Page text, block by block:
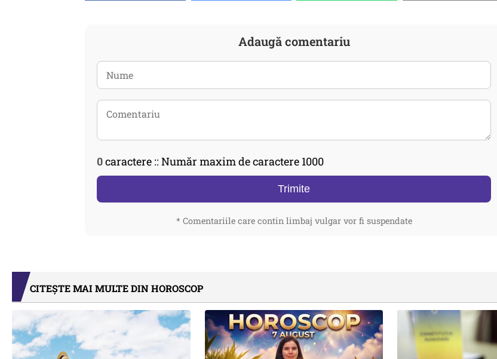
Adaugă comentariu
0caractere :: Număr maxim de caractere 1000
Trimite
* Comentariile care contin limbaj vulgar vor fi suspendate
CITEȘTE MAI MULTE DIN HOROSCOP